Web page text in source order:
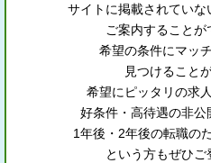
サイトに掲載されていな
ご案内することが
希望の条件にマッ
見つけること
希望にピッタリの求
好条件・高待遇の非公
1年後・2年後の転職の
という方もぜひご